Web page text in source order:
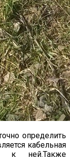
определить
кабельная
к ней.Также